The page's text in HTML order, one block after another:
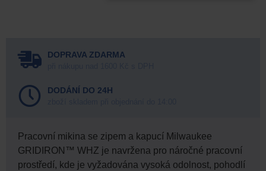
DOPRAVA ZDARMA
DODÁNÍ DO 24H
Pracovní mikina se zipem a kapucí Milwaukee
GRIDIRON™ WHZ je navržena pro náročné pracovní
prostředí, kde je vyžadována vysoká odolnost, pohodlí